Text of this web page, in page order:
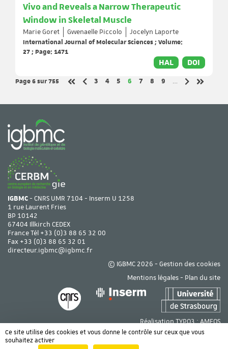
Vivo and Reveals a Narrow Therapeutic
Window in Skeletal Muscle
Marie Goret Gwenaelle Piccolo
Jocelyn Laporte
International Journal of Molecular Sciences ; Volume:
27 ; Page: 1471
HAL DOI
Page 6sur 755
Page
3 Page
4 Page
5 Page
6 Page
7 Page
8 Page
9
…
IGBMC- CNRS UMR 7104 - Inserm U 1258
1 rue Laurent Fries
BP 10142
67404 Illkirch CEDEX
France Tél +33 (0)3 88 65 32 00
Fax +33 (0)3 88 65 32 01
directeur.igbmc@igbmc.fr
© IGBMC 2026 - Gestion des cookies
Mentions légales- Plan du site
Réalisation TYPO3 :AMEOS
Ce site utilise des cookies et vous donne le contrôle sur ceux que vous
souhaitez activer